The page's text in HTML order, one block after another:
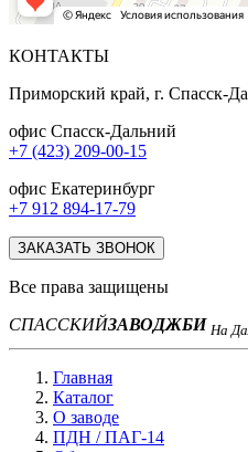
КОНТАКТЫ
Приморский край, г. Спасск-
офис Спасск-Дальний
+7 (423) 209-00-15
офис Екатеринбург
+7 912 894-17-79
ЗАКАЗАТЬ ЗВОНОК
Все права защищены
СПАССКИЙЗАВОДЖБИ На
Главная
Каталог
О заводе
ПДН / ПАГ-14